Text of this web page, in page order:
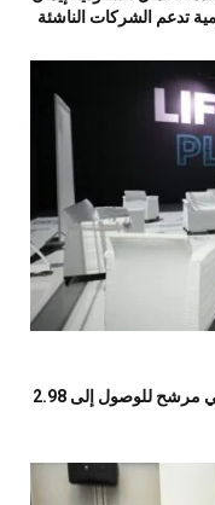
تدعم الشركات الناشئة
لايف سايز بلانز دبي: سوق العقارات الإماراتي مرشح للوصول إلى 2.98